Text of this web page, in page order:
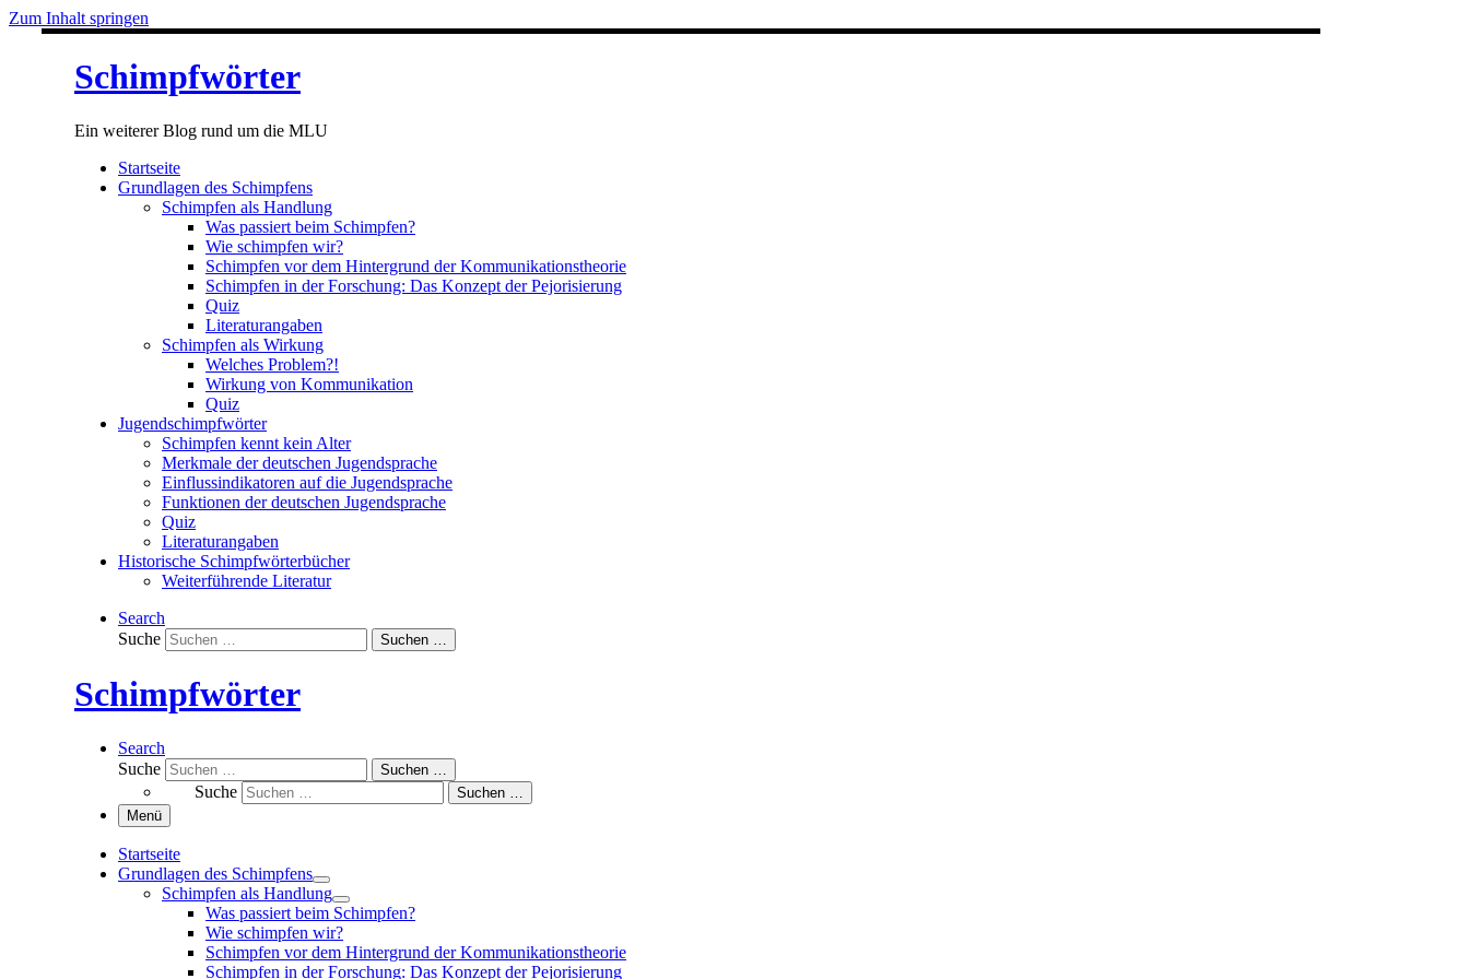
Zum Inhalt springen
Schimpfwörter
Ein weiterer Blog rund um die MLU
Startseite
Grundlagen des Schimpfens
Schimpfen als Handlung
Was passiert beim Schimpfen?
Wie schimpfen wir?
Schimpfen vor dem Hintergrund der Kommunikationstheorie
Schimpfen in der Forschung: Das Konzept der Pejorisierung
Quiz
Literaturangaben
Schimpfen als Wirkung
Welches Problem?!
Wirkung von Kommunikation
Quiz
Jugendschimpfwörter
Schimpfen kennt kein Alter
Merkmale der deutschen Jugendsprache
Einflussindikatoren auf die Jugendsprache
Funktionen der deutschen Jugendsprache
Quiz
Literaturangaben
Historische Schimpfwörterbücher
Weiterführende Literatur
Search
Suche
Suchen …
Schimpfwörter
Search
Suche
Suchen …
Suche
Suchen …
Menü
Startseite
Grundlagen des Schimpfens
Schimpfen als Handlung
Was passiert beim Schimpfen?
Wie schimpfen wir?
Schimpfen vor dem Hintergrund der Kommunikationstheorie
Schimpfen in der Forschung: Das Konzept der Pejorisierung